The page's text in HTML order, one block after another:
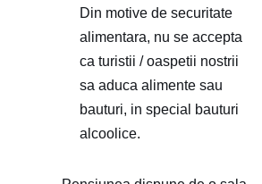
Din motive de securitate
alimentara, nu se accepta
ca turistii / oaspetii nostrii
sa aduca alimente sau
bauturi, in special bauturi
alcoolice.